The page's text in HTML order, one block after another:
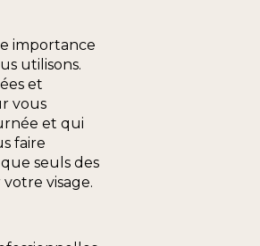
importance
utilisons.
et
vous
et qui
faire
seuls des
visage.